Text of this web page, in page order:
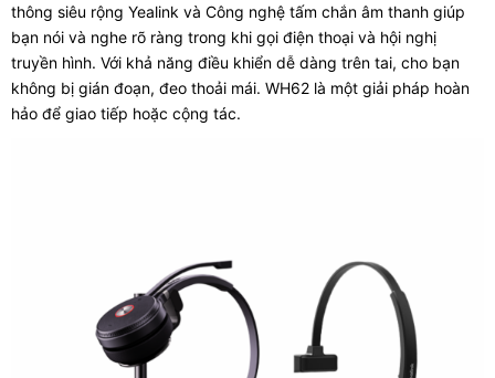
thông siêu rộng Yealink và Công nghệ tấm chắn âm thanh giúp
bạn nói và nghe rõ ràng trong khi gọi điện thoại và hội nghị
truyền hình. Với khả năng điều khiển dễ dàng trên tai, cho bạn
không bị gián đoạn, đeo thoải mái. WH62 là một giải pháp hoàn
hảo để giao tiếp hoặc cộng tác.